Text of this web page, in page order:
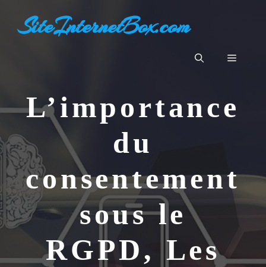
contenuSiteInternetBox.com
Menu
L’importance
du
consentement
sous le
RGPD, Les